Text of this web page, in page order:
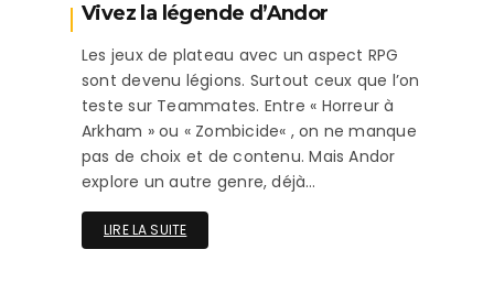
Vivez la légende d’Andor
Les jeux de plateau avec un aspect RPG
sont devenu légions. Surtout ceux que l’on
teste sur Teammates. Entre « Horreur à
Arkham » ou « Zombicide« , on ne manque
pas de choix et de contenu. Mais Andor
explore un autre genre, déjà…
LIRE LA SUITE